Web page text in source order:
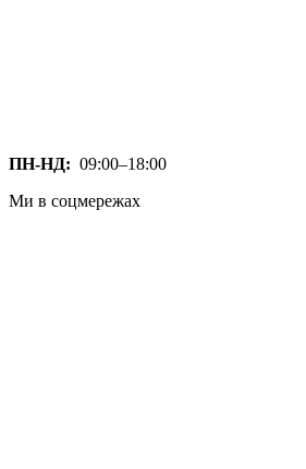
ПН-НД: 09:00–18:00
Ми в соцмережах